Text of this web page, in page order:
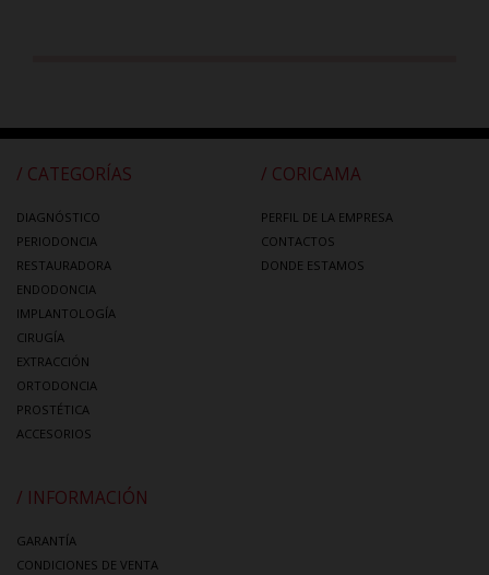
/ CATEGORÍAS
DIAGNÓSTICO
PERIODONCIA
RESTAURADORA
ENDODONCIA
IMPLANTOLOGÍA
CIRUGÍA
EXTRACCIÓN
ORTODONCIA
PROSTÉTICA
ACCESORIOS
/ CORICAMA
PERFIL DE LA EMPRESA
CONTACTOS
DONDE ESTAMOS
/ INFORMACIÓN
GARANTÍA
CONDICIONES DE VENTA